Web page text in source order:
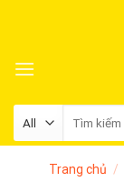
Trang chủ /